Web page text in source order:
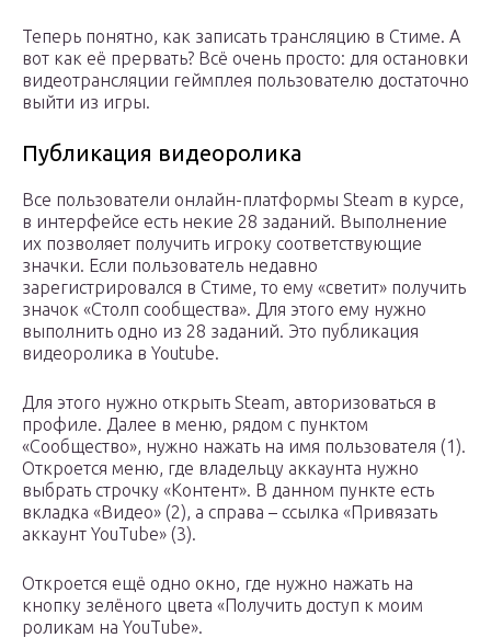
Теперь понятно, как записать трансляцию в Стиме. А
вот как её прервать? Всё очень просто: для остановки
видеотрансляции геймплея пользователю достаточно
выйти из игры.
Публикация видеоролика
Все пользователи онлайн-платформы Steam в курсе,
в интерфейсе есть некие 28 заданий. Выполнение
их позволяет получить игроку соответствующие
значки. Если пользователь недавно
зарегистрировался в Стиме, то ему «светит» получить
значок «Столп сообщества». Для этого ему нужно
выполнить одно из 28 заданий. Это публикация
видеоролика в Youtube.
Для этого нужно открыть Steam, авторизоваться в
профиле. Далее в меню, рядом с пунктом
«Сообщество», нужно нажать на имя пользователя (1).
Откроется меню, где владельцу аккаунта нужно
выбрать строчку «Контент». В данном пункте есть
вкладка «Видео» (2), а справа – ссылка «Привязать
аккаунт YouTube» (3).
Откроется ещё одно окно, где нужно нажать на
кнопку зелёного цвета «Получить доступ к моим
роликам на YouTube».